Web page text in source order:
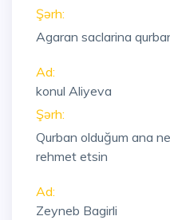
Şərh:
Agaran saclarina
Ad:
konul Aliyeva
Şərh:
Qurban olduğum ana
rehmet etsin
Ad:
Zeyneb Bagirli